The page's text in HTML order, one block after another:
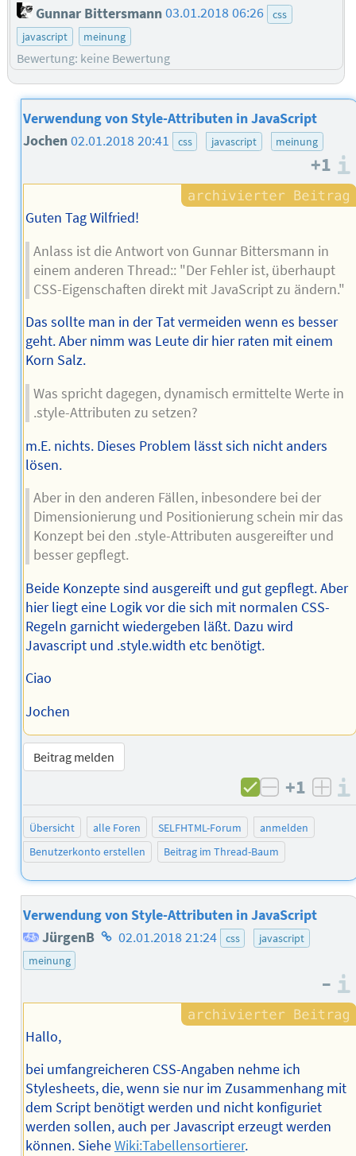
Gunnar Bittersmann03.01.2018 06:26
css
javascript
meinung
Bewertung: keine Bewertung
Verwendung von Style-Attributen in JavaScript
Jochen02.01.2018 20:41 css javascript meinung
+1
Guten Tag Wilfried!
Anlass ist die Antwort von Gunnar Bittersmann in
einem anderen Thread:: "Der Fehler ist, überhaupt
CSS-Eigenschaften direkt mit JavaScript zu ändern."
Das sollte man in der Tat vermeiden wenn es besser
geht. Aber nimm was Leute dir hier raten mit einem
Korn Salz.
Was spricht dagegen, dynamisch ermittelte Werte in
.style-Attributen zu setzen?
m.E. nichts. Dieses Problem lässt sich nicht anders
lösen.
Aber in den anderen Fällen, inbesondere bei der
Dimensionierung und Positionierung schein mir das
Konzept bei den .style-Attributen ausgereifter und
besser gepflegt.
Beide Konzepte sind ausgereift und gut gepflegt. Aber
hier liegt eine Logik vor die sich mit normalen CSS-
Regeln garnicht wiedergeben läßt. Dazu wird
Javascript und .style.width etc benötigt.
Ciao
Jochen
Beitrag melden
negativ
+1
Übersicht alle Foren SELFHTML-Forum
anmelden
Benutzerkonto erstellen
Beitrag im Thread-Baum
Verwendung von Style-Attributen in JavaScript
JürgenB Homepage
02.01.2018 21:24 css
javascript
meinung
–
Hallo,
bei umfangreicheren CSS-Angaben nehme ich
Stylesheets, die, wenn sie nur im Zusammenhang mit
dem Script benötigt werden und nicht konfiguriet
werden sollen, auch per Javascript erzeugt werden
können. SieheWiki:Tabellensortierer.